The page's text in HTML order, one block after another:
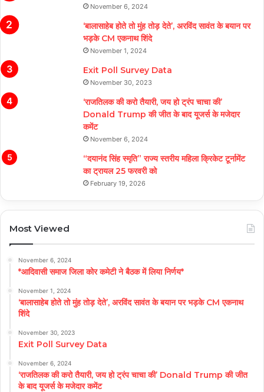
November 6, 2024
‘बालासाहेब होते तो मुंह तोड़ देते’, अरविंद सावंत के बयान पर
भड़के CM एकनाथ शिंदे
November 1, 2024
Exit Poll Survey Data
November 30, 2023
‘राजतिलक की करो तैयारी, जय हो ट्रंप चाचा की’
Donald Trump की जीत के बाद यूजर्स के मजेदार
कमेंट
November 6, 2024
“दयानंद सिंह स्मृति” राज्य स्तरीय महिला क्रिकेट टूर्नामेंट
का ट्रायल 25 फरवरी को
February 19, 2026
Most Viewed
November 6, 2024
*आदिवासी समाज जिला कोर कमेटी ने बैठक में लिया निर्णय*
November 1, 2024
‘बालासाहेब होते तो मुंह तोड़ देते’, अरविंद सावंत के बयान पर भड़के CM एकनाथ
शिंदे
November 30, 2023
Exit Poll Survey Data
November 6, 2024
‘राजतिलक की करो तैयारी, जय हो ट्रंप चाचा की’ Donald Trump की जीत
के बाद यूजर्स के मजेदार कमेंट